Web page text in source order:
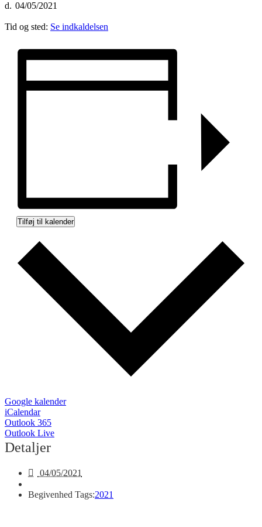
04/05/2021
Tid og sted: Se indkaldelsen
Tilføj til kalender
Google kalender
iCalendar
Outlook 365
Outlook Live
Detaljer
04/05/2021
Begivenhed Tags:2021